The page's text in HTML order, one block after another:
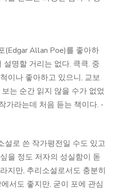
(Edgar Allan Poe)를 좋아하
명할 거리는 없다. 큭큭. 중
이나 좋아하고 있으니, 교보
는 순간 읽지 않을 수가 없었
가라는데 처음 듣는 책이다. -
설로 쓴 작가평전일 수도 있고
을 정도 저자의 성실함이 돋
지만, 추리소설로서도 충분히
서도 좋지만, 굳이 포에 관심